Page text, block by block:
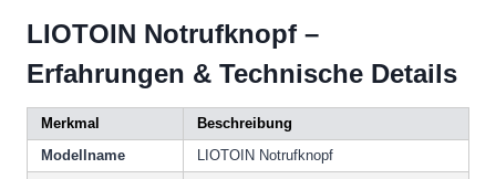
LIOTOIN Notrufknopf –
Erfahrungen & Technische Details
Merkmal
Beschreibung
Modellname
LIOTOIN Notrufknopf